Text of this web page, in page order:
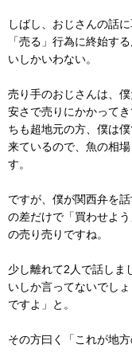
しばし、おじさんの話
「売る」行為に終始す
いしかいわない。
売り手のおじさんは、
安さで売りにかかって
ちも超地元の方、僕は
来ているので、魚の相
す。
ですが、僕が関西弁を
の差だけで「買わせよ
の売り売りですね。
少し離れて2人で話しま
いしか言ってないでし
ですよ」と。
その方曰く「これが地方